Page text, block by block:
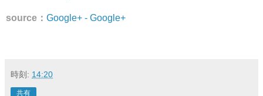
source： Google+ - Google+
時刻: 14:20
共有